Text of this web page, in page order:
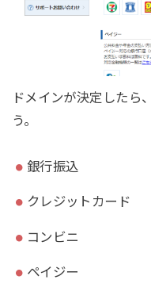
ドメインが決定したら
う。
銀行振込
クレジットカード
コンビニ
ペイジー